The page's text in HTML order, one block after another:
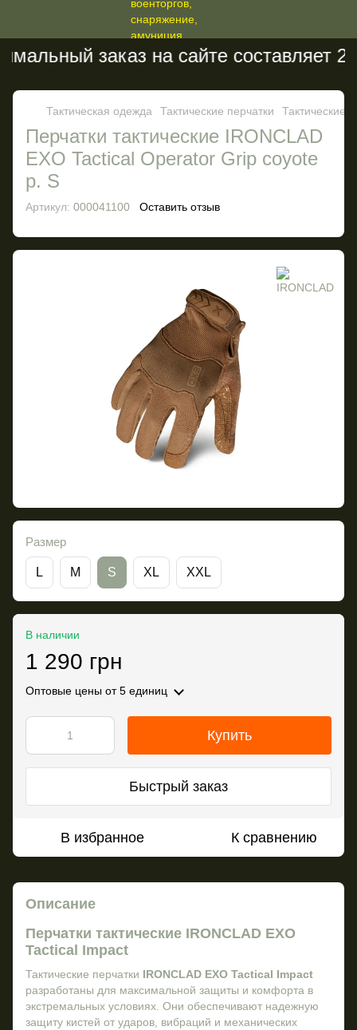
заказ на сайте составляет 200
Тактическая одежда Тактические перчатки Тактические
Перчатки тактические IRONCLAD
EXO Tactical Operator Grip coyote
р. S
Артикул: 000041100 Оставить отзыв
Размер
L M S XL XXL
В наличии
1 290 грн
Оптовые цены от 5 единиц
Купить
Быстрый заказ
В избранное К сравнению
Описание
Перчатки тактические IRONCLAD EXO
Tactical Impact
Тактические перчатки IRONCLAD EXO Tactical Impact
разработаны для максимальной защиты и комфорта в
экстремальных условиях. Они обеспечивают надежную
защиту кистей от ударов, вибраций и механических